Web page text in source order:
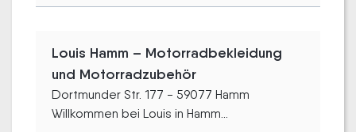
Louis Hamm – Motorradbekleidung
und Motorradzubehör
Dortmunder Str. 177 - 59077 Hamm
Willkommen bei Louis in Hamm...